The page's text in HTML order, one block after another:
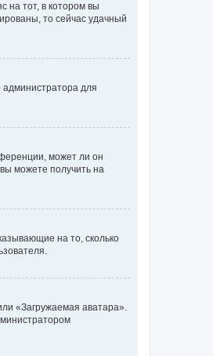
на тот, в котором вы
то сейчас удачный
администратора для
может ли он
можете получить на
на то, сколько
«Загружаемая аватара».